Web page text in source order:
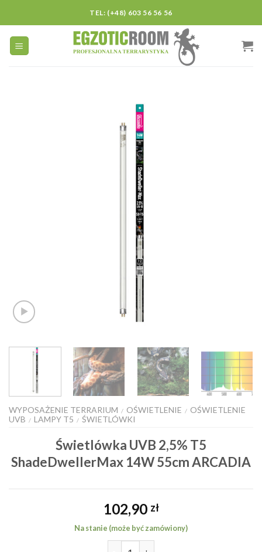
content
TEL: (+48) 603 56 56 56
WYPOSAŻENIE TERRARIUM / OŚWIETLENIE / OŚWIETLENIE
UVB / LAMPY T5 / ŚWIETLÓWKI
Świetlówka UVB 2,5% T5
ShadeDwellerMax 14W 55cm ARCADIA
102,90 zł
Na stanie (może być zamówiony)